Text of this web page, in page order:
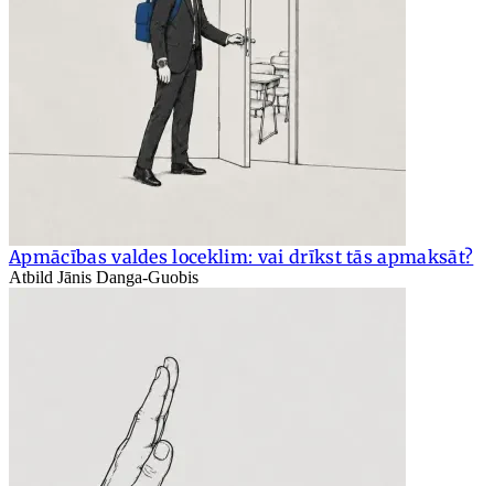
Apmācības valdes loceklim: vai drīkst tās apmaksāt?
Atbild Jānis Danga-Guobis